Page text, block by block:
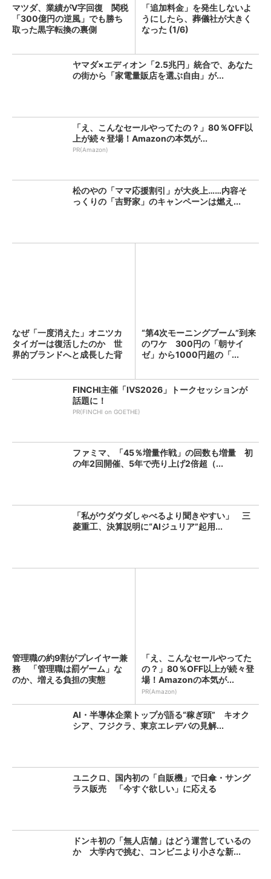
マツダ、業績がV字回復 関税
「300億円の逆風」でも勝ち
取った黒字転換の裏側
「追加料金」を発生しないよ
うにしたら、葬儀社が大きく
なった (1/6)
ヤマダ×エディオン「2.5兆円」統合で、あなた
の街から「家電量販店を選ぶ自由」が...
「え、こんなセールやってたの？」80％OFF以
上が続々登場！Amazonの本気が...
PR(Amazon)
松のやの「ママ応援割引」が大炎上……内容そ
っくりの「吉野家」のキャンペーンは燃え...
なぜ「一度消えた」オニツカ
タイガーは復活したのか 世
界的ブランドへと成長した背
“第4次モーニングブーム”到来
のワケ 300円の「朝サイ
ゼ」から1000円超の「...
FINCHI主催「IVS2026」トークセッションが
話題に！
PR(FINCHI on GOETHE)
ファミマ、「45％増量作戦」の回数も増量 初
の年2回開催、5年で売り上げ2倍超（...
「私がウダウダしゃべるより聞きやすい」 三
菱重工、決算説明に“AIジュリア”起用...
管理職の約9割がプレイヤー兼
務 「管理職は罰ゲーム」な
のか、増える負担の実態
「え、こんなセールやってた
の？」80％OFF以上が続々登
場！Amazonの本気が...
PR(Amazon)
AI・半導体企業トップが語る“稼ぎ頭” キオク
シア、フジクラ、東京エレデバの見解...
ユニクロ、国内初の「自販機」で日傘・サング
ラス販売 「今すぐ欲しい」に応える
ドンキ初の「無人店舗」はどう運営しているの
か 大学内で挑む、コンビニより小さな新...